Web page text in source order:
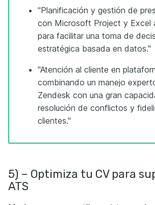
"Planificación y gestión de
con Microsoft Project y Excel
para facilitar una toma de
estratégica basada en datos."
"Atención al cliente en
combinando un manejo
Zendesk con una gran
resolución de conflictos y
clientes."
5) – Optimiza tu CV para
ATS